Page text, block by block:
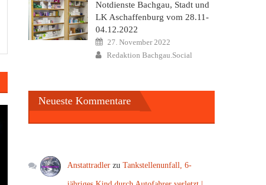
Notdienste Bachgau, Stadt und
LK Aschaffenburg vom 28.11-
04.12.2022
Posted
on
27. November 2022
Author
Redaktion Bachgau.Social
Neueste Kommentare
Anstattradlerzu Tankstellenunfall, 6-